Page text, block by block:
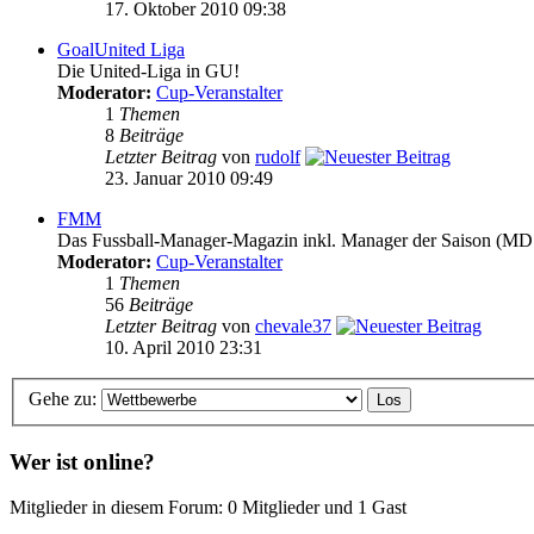
17. Oktober 2010 09:38
GoalUnited Liga
Die United-Liga in GU!
Moderator: Cup-Veranstalter
1 Themen
8 Beiträge
Letzter Beitrag von rudolf
23. Januar 2010 09:49
FMM
Das Fussball-Manager-Magazin inkl. Manager der Saison
Moderator: Cup-Veranstalter
1 Themen
56 Beiträge
Letzter Beitrag von chevale37
10. April 2010 23:31
Gehe zu:
Wer ist online?
Mitglieder in diesem Forum: 0 Mitglieder und 1 Gast